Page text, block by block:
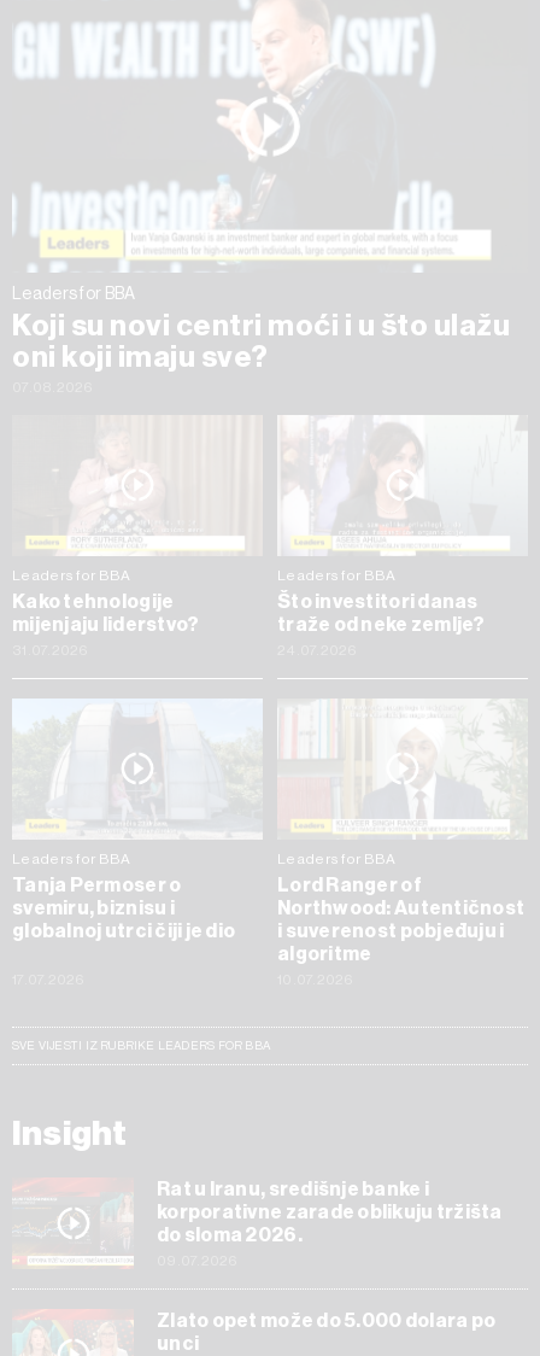
na „Prikaži detalje“. Privolu možete u bilo kojem trenutku
povući bez negativnih posljedica.
Leaders for BBA
Koji su novi centri moći i u što ulažu
oni koji imaju sve?
Leaders for BBA
Kako tehnologije
mijenjaju liderstvo?
Leaders for BBA
Što investitori danas
traže od neke zemlje?
Leaders for BBA
Tanja Permoser o
svemiru, biznisu i
globalnoj utrci čiji je dio
Leaders for BBA
Lord Ranger of
Northwood: Autentičnost
i suverenost pobjeđuju i
algoritme
SVE VIJESTI IZ RUBRIKE LEADERS FOR BBA
Insight
Rat u Iranu, središnje banke i
korporativne zarade oblikuju tržišta
do sloma 2026.
Zlato opet može do 5.000 dolara po
unci